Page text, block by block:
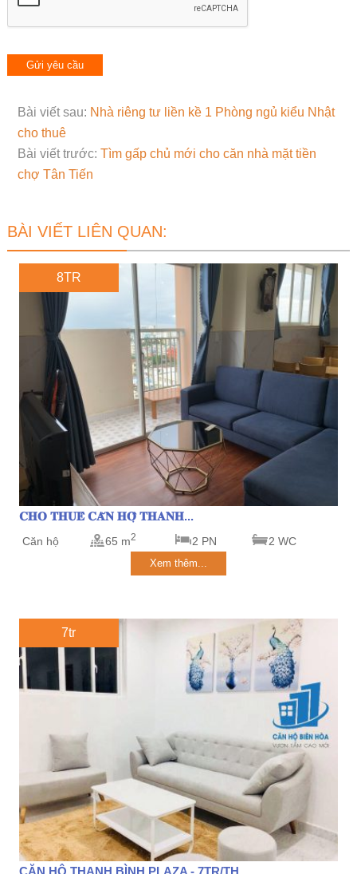
Bài viết sau: Nhà riêng tư liền kề 1 Phòng ngủ kiểu Nhật
cho thuê
Bài viết trước: Tìm gấp chủ mới cho căn nhà mặt tiền
chợ Tân Tiến
BÀI VIẾT LIÊN QUAN:
8TR
𝐂𝐇𝐎 𝐓𝐇𝐔𝐄̂ 𝐂𝐀̆𝐍 𝐇𝐎̣̂ 𝐓𝐇𝐀𝐍𝐇...
Căn hộ 65 m2 2 PN 2 WC
Xem thêm...
7tr
CĂN HỘ THANH BÌNH PLAZA - 7TR/TH